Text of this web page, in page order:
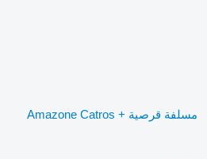
مسلفة قرصية Amazone Catros +